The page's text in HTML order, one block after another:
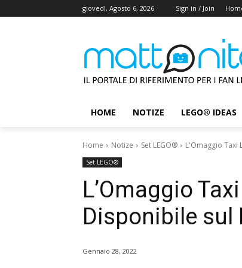
giovedì, Agosto 6, 2026 Sign in / Join
HOME NOTIZE LEGO® IDEAS
Home Notize Set LEGO® L'Omaggio Taxi
Set LEGO®
L’Omaggio
Disponibile sul
Gennaio 28, 2022